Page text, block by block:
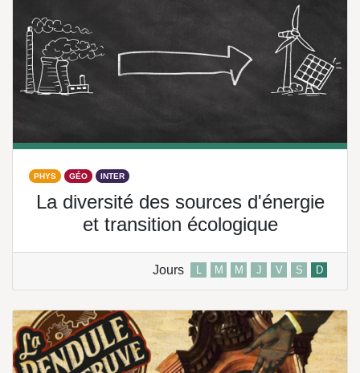
PHYS GÉO INTER
La diversité des sources d'énergie
et transition écologique
Jours L M M J V S D